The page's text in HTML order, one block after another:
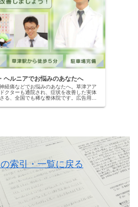
ヘルニアでお悩みのあなたへ
経痛などでお悩みのあなたへ。草津アア
クターも通院され、症状を改善した実体
る、全国でも稀な整体院です。広告用で
索引・一覧に戻る